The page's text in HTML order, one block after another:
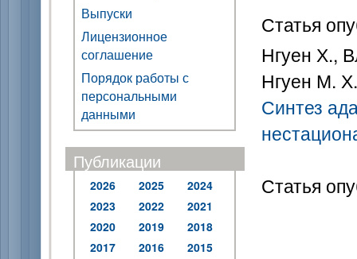
Выпуски
Лицензионное
соглашение
Порядок работы с
персональными
данными
Публикации
2026 2025
2024
2023
2022
2021
2020
2019
2018
2017
2016
2015
Статья
Нгуен Х.,
Нгуен М.
Синтез
Статья